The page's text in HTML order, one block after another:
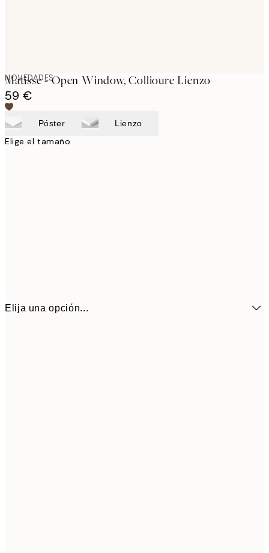
NOVEDADES
Matisse - Open Window, Collioure Lienzo
59 €
Póster Lienzo
Elige el tamaño
Elija una opción...